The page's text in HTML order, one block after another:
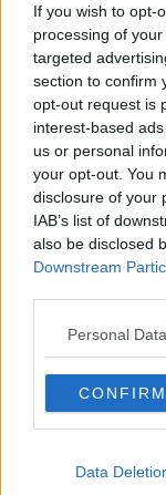
If you wish to opt-
processing of
targeted
section to confirm
opt-out request is
interest-based
us or personal
your opt-out. You
disclosure of your
IAB’s list of
also be disclosed
Downstream
Personal
CONFIRM
Data
Covid,
Covid,
Covid,
Covid,
decesso
Ci sono
Covid,
Nel
Covid,